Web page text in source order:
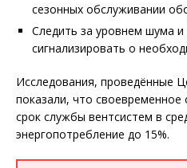
сезонных обслуживании
Следить за уровнем шума
сигнализировать о
Исследования, проведённые
показали, что своевременное
срок службы вентсистем в
энергопотребление до 15%.